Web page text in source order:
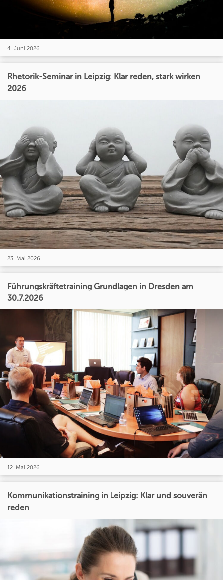
4. Juni 2026
Rhetorik-Seminar in Leipzig: Klar reden, stark wirken
2026
23. Mai 2026
Führungskräftetraining Grundlagen in Dresden am
30.7.2026
12. Mai 2026
Kommunikationstraining in Leipzig: Klar und souverän
reden